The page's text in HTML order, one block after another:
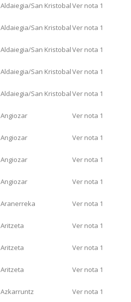
Aldaiegia/San KristobalVer nota 1
Aldaiegia/San KristobalVer nota 1
Aldaiegia/San KristobalVer nota 1
Aldaiegia/San KristobalVer nota 1
Aldaiegia/San KristobalVer nota 1
Angiozar
Ver nota 1
Angiozar
Ver nota 1
Angiozar
Ver nota 1
Angiozar
Ver nota 1
Aranerreka
Ver nota 1
Aritzeta
Ver nota 1
Aritzeta
Ver nota 1
Aritzeta
Ver nota 1
Azkarruntz
Ver nota 1